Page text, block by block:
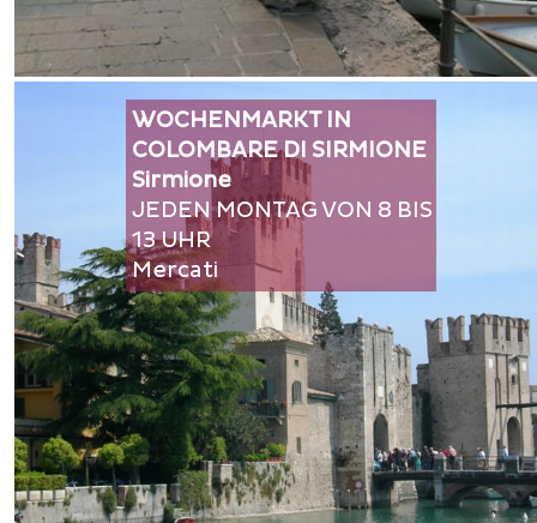
WOCHENMARKT IN
COLOMBARE DI SIRMIONE
Sirmione
JEDEN MONTAG VON 8 BIS
13 UHR
Mercati